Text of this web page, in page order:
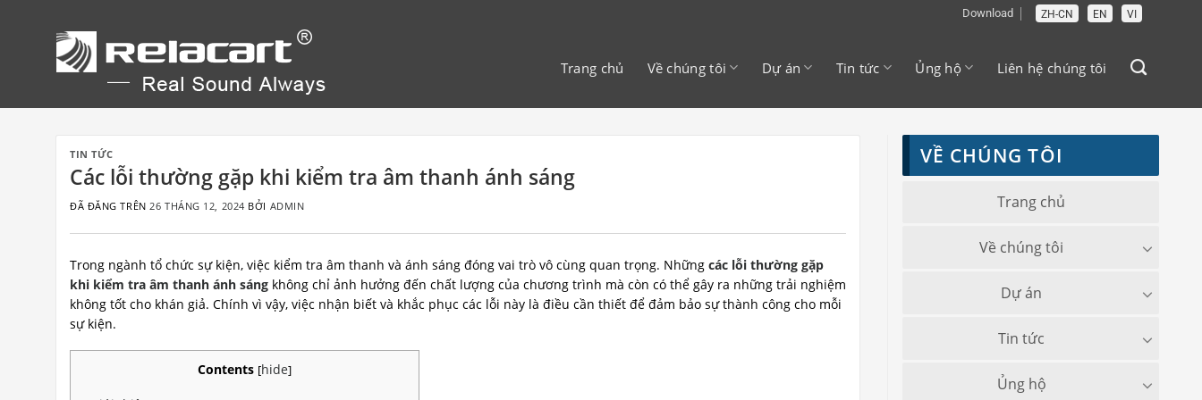
Download ZH-CN EN VI
Trang chủ Về chúng tôi Dự án Tin tức Ủng hộ Liên hệ chúng tôi
TIN TỨC
Các lỗi thường gặp khi kiểm tra âm thanh ánh sáng
ĐÃ ĐĂNG TRÊN26 THÁNG 12, 2024 BỞI ADMIN
Trong ngành tổ chức sự kiện, việc kiểm tra âm thanh và ánh sáng đóng vai trò vô cùng quan trọng. Những các lỗi thường gặp
khi kiểm tra âm thanh ánh sáng không chỉ ảnh hưởng đến chất lượng của chương trình mà còn có thể gây ra những trải nghiệm
không tốt cho khán giả. Chính vì vậy, việc nhận biết và khắc phục các lỗi này là điều cần thiết để đảm bảo sự thành công cho mỗi
sự kiện.
Contents [hide]
VỀ CHÚNG TÔI
Trang chủ
Về chúng tôi
Dự án
Tin tức
Ủng hộ